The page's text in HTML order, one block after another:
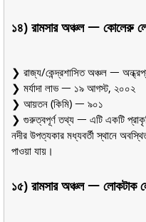
১৪) রামসার অঞ্চল ᅳ কোলেরু
❯ রাজ্য/কেন্দ্রশাসিত অঞ্চল ᅳ
❯ মর্যাদা লাভ ᅳ ১৯ আগস্ট, ২০০২
❯ আয়তন (কিমি) ᅳ ৯০১
❯ গুরুত্বপূর্ণ তথ্য ᅳ এটি একটি
নদীর উপত্যকার মধ্যবর্তী স্থানে
পাওয়া যায়।
১৫) রামসার অঞ্চল ᅳ লোকটাক